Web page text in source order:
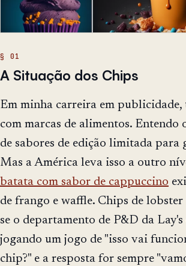
A Situação dos Chips
Em minha carreira em
com marcas de alimentos. Entendo
de sabores de edição limitada para
Mas a América leva isso a outro
batata com sabor de cappuccino
de frango e waffle. Chips de
se o departamento de P&D da Lay's
jogando um jogo de "isso vai
chip?" e a resposta for sempre